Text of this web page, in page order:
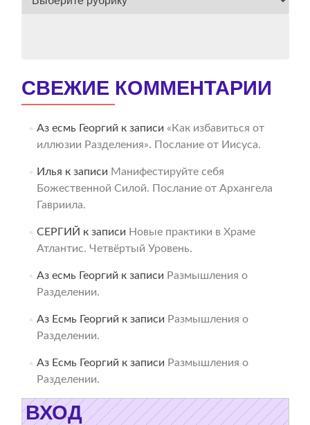
СВЕЖИЕ КОММЕНТАРИИ
Аз есмь Георгий к записи «Как избавиться от
иллюзии Разделения». Послание от Иисуса.
Илья к записи Манифестируйте себя
Божественной Силой. Послание от Архангела
Гавриила.
СЕРГИЙ к записи Новые практики в Храме
Атлантис. Четвёртый Уровень.
Аз есмь Георгий к записи Размышления о
Разделении.
Аз Есмь Георгий к записи Размышления о
Разделении.
Аз Есмь Георгий к записи Размышления о
Разделении.
ВХОД